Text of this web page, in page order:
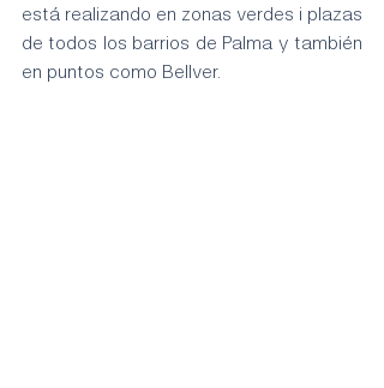
está realizando en zonas verdes i plazas
de todos los barrios de Palma y también
en puntos como Bellver.